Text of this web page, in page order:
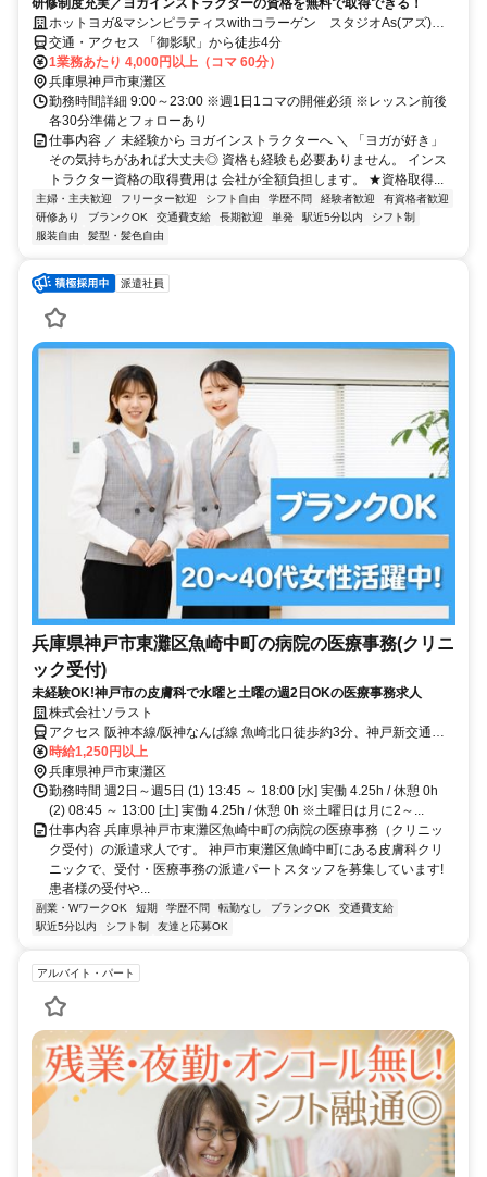
研修制度充実／ヨガインストラクターの資格を無料で取得できる！
ホットヨガ&マシンピラティスwithコラーゲン スタジオAs(アズ)御
影店
交通・アクセス 「御影駅」から徒歩4分
1業務あたり 4,000円以上（コマ 60分）
兵庫県神戸市東灘区
勤務時間詳細 9:00～23:00 ※週1日1コマの開催必須 ※レッスン前後
各30分準備とフォローあり
仕事内容 ／ 未経験から ヨガインストラクターへ ＼ 「ヨガが好き」
その気持ちがあれば大丈夫◎ 資格も経験も必要ありません。 インス
トラクター資格の取得費用は 会社が全額負担します。 ★資格取得...
主婦・主夫歓迎 フリーター歓迎 シフト自由 学歴不問 経験者歓迎
有資格者歓迎
研修あり
ブランクOK 交通費支給 長期歓迎 単発 駅近5分以内
シフト制
服装自由
髪型・髪色自由
派遣社員
兵庫県神戸市東灘区魚崎中町の病院の医療事務(クリニ
ック受付)
未経験OK!神戸市の皮膚科で水曜と土曜の週2日OKの医療事務求人
株式会社ソラスト
アクセス 阪神本線/阪神なんば線 魚崎北口徒歩約3分、神戸新交通六
甲アイランド線 魚崎西出口徒歩約4分、阪神本線/阪神なんば線 住吉
（阪神線）徒歩約12分 「魚崎駅」徒歩1分,敷地内全て禁煙
時給1,250円以上
兵庫県神戸市東灘区
勤務時間 週2日～週5日 (1) 13:45 ～ 18:00 [水] 実働 4.25h / 休憩 0h
(2) 08:45 ～ 13:00 [土] 実働 4.25h / 休憩 0h ※土曜日は月に2～...
仕事内容 兵庫県神戸市東灘区魚崎中町の病院の医療事務（クリニッ
ク受付）の派遣求人です。 神戸市東灘区魚崎中町にある皮膚科クリ
ニックで、受付・医療事務の派遣パートスタッフを募集しています!
患者様の受付や...
副業・WワークOK 短期 学歴不問 転勤なし ブランクOK
交通費支給
駅近5分以内
シフト制 友達と応募OK
アルバイト・パート